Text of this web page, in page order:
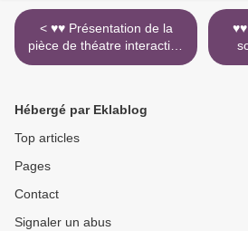
< ♥♥ Présentation de la
pièce de théatre interactive
" Connemara Burning"de L'
la troupe de théatre
irlandaise EITC
Hébergé par Eklablog
Top articles
Pages
Contact
Signaler un abus